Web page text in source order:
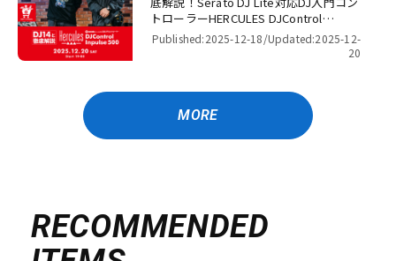
トローラーHERCULES DJControl
Inpulse 500！【presented by パワー
Published:2025-12-18/Updated:2025-12-
20
MORE
RECOMMENDED